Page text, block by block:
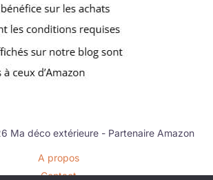
Ma déco extérieure - Partenaire Amazon
A propos
Contact